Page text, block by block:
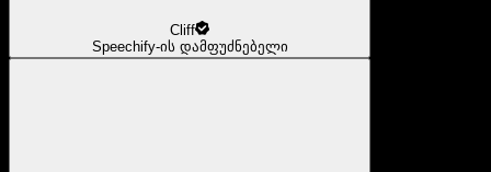
Cliff
Speechify-ის დამფუძნებელი